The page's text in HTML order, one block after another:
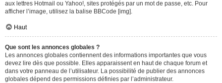
aux lettres Hotmail ou Yahoo!, sites protégés par un mot de passe, etc. Pour
afficher l’image, utilisez la balise BBCode [img].
Haut
Que sont les annonces globales ?
Les annonces globales contiennent des informations importantes que vous
devez lire dès que possible. Elles apparaissent en haut de chaque forum et
dans votre panneau de l’utilisateur. La possibilité de publier des annonces
globales dépend des permissions définies par l’administrateur.